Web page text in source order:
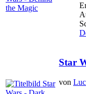
Star
von